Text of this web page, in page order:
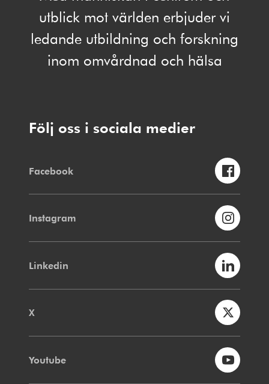
utblick mot världen erbjuder vi
ledande utbildning och forskning
inom omvårdnad och hälsa
Följ oss i sociala medier
Facebook
Instagram
Linkedin
X
Youtube